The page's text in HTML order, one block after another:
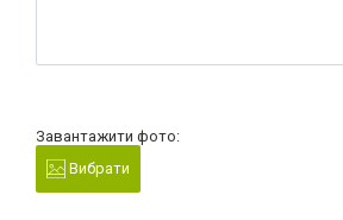
Завантажити фото:
Вибрати